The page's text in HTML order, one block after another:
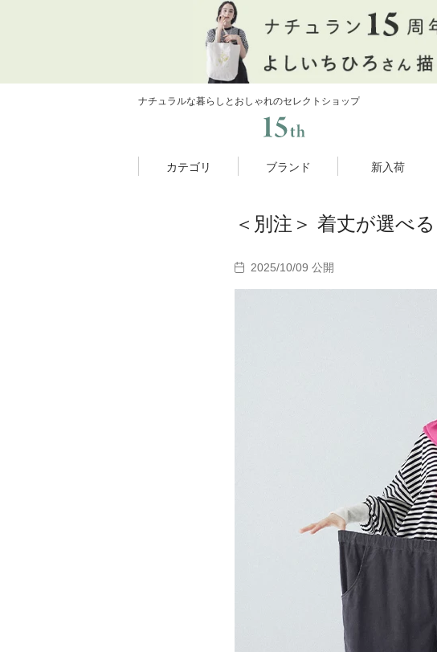
ナチュラルな暮らしとおしゃれのセレクトショップ
カテゴリ ブランド 新入荷
＜別注＞ 着丈が選べ
2025/10/09 公開